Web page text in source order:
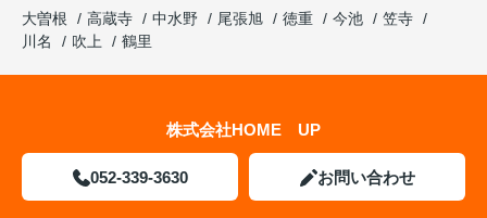
大曽根
高蔵寺 中水野 尾張旭 徳重 今池
笠寺
川名
吹上 鶴里
株式会社HOME UP
052-339-3630 お問い合わせ